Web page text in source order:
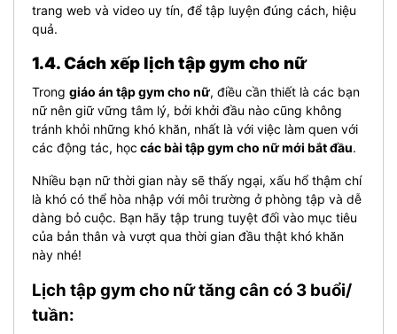
trang web và video uy tín, để tập luyện đúng cách, hiệu
quả.
1.4. Cách xếp lịch tập gym cho nữ
Trong giáo án tập gym cho nữ, điều cần thiết là các bạn
nữ nên giữ vững tâm lý, bởi khởi đầu nào cũng không
tránh khỏi những khó khăn, nhất là với việc làm quen với
các động tác, học các bài tập gym cho nữ mới bắt đầu.
Nhiều bạn nữ thời gian này sẽ thấy ngại, xấu hổ thậm chí
là khó có thể hòa nhập với môi trường ở phòng tập và dễ
dàng bỏ cuộc. Bạn hãy tập trung tuyệt đối vào mục tiêu
của bản thân và vượt qua thời gian đầu thật khó khăn
này nhé!
Lịch tập gym cho nữ tăng cân có 3 buổi/
tuần: